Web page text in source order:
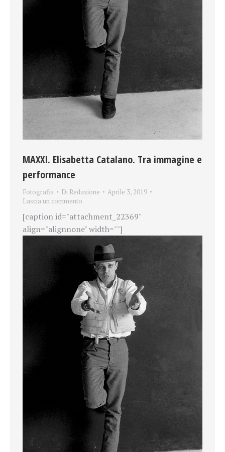
MAXXI. Elisabetta Catalano. Tra immagine e
performance
Fotografia Di Redazione
Aprile 3, 2019
Lascia un commento
[caption id="attachment_22369"
align="alignnone" width=""]